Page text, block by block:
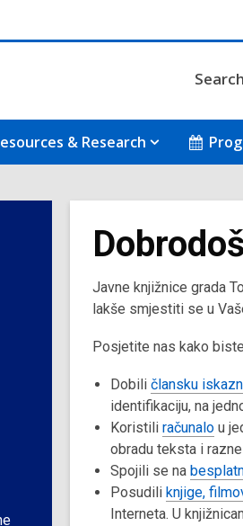
& Research
Javne knjižnice grada
lakše smjestiti se u
Posjetite nas kako
Dobili člansku
identifikaciju, na
Koristili računalo u
obradu teksta i
Spojili se na
Posudili knjige,
Interneta. U